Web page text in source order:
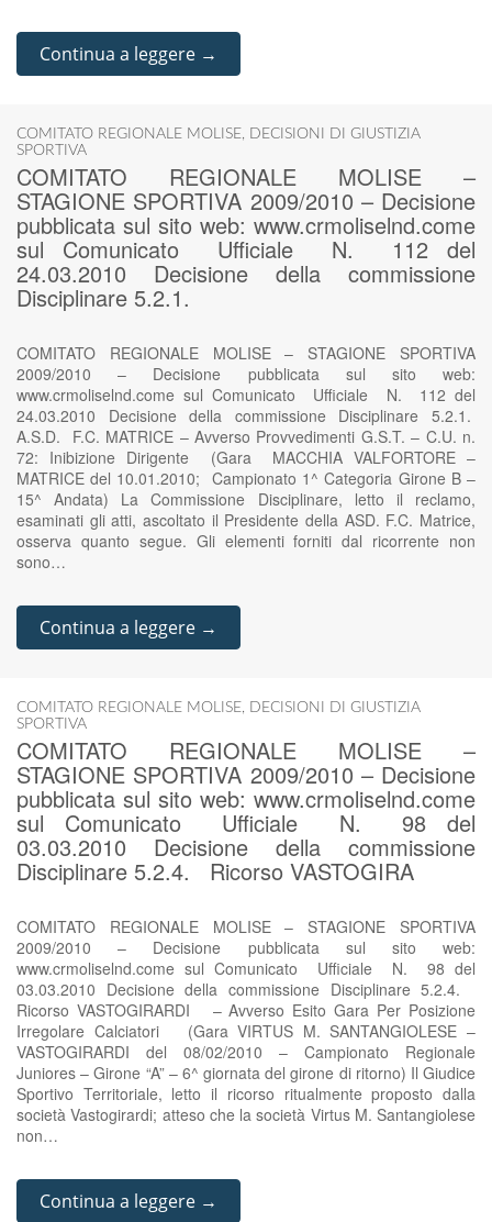
Continua a leggere →
COMITATO REGIONALE MOLISE, DECISIONI DI GIUSTIZIA
SPORTIVA
COMITATO REGIONALE MOLISE –
STAGIONE SPORTIVA 2009/2010 – Decisione
pubblicata sul sito web: www.crmoliselnd.come
sul Comunicato Ufficiale N. 112 del
24.03.2010 Decisione della commissione
Disciplinare 5.2.1.
COMITATO REGIONALE MOLISE – STAGIONE SPORTIVA
2009/2010 – Decisione pubblicata sul sito web:
www.crmoliselnd.come sul Comunicato Ufficiale N. 112 del
24.03.2010 Decisione della commissione Disciplinare 5.2.1.
A.S.D. F.C. MATRICE – Avverso Provvedimenti G.S.T. – C.U. n.
72: Inibizione Dirigente (Gara MACCHIA VALFORTORE –
MATRICE del 10.01.2010; Campionato 1^ Categoria Girone B –
15^ Andata) La Commissione Disciplinare, letto il reclamo,
esaminati gli atti, ascoltato il Presidente della ASD. F.C. Matrice,
osserva quanto segue. Gli elementi forniti dal ricorrente non
sono…
Continua a leggere →
COMITATO REGIONALE MOLISE, DECISIONI DI GIUSTIZIA
SPORTIVA
COMITATO REGIONALE MOLISE –
STAGIONE SPORTIVA 2009/2010 – Decisione
pubblicata sul sito web: www.crmoliselnd.come
sul Comunicato Ufficiale N. 98 del
03.03.2010 Decisione della commissione
Disciplinare 5.2.4. Ricorso VASTOGIRA
COMITATO REGIONALE MOLISE – STAGIONE SPORTIVA
2009/2010 – Decisione pubblicata sul sito web:
www.crmoliselnd.come sul Comunicato Ufficiale N. 98 del
03.03.2010 Decisione della commissione Disciplinare 5.2.4.
Ricorso VASTOGIRARDI – Avverso Esito Gara Per Posizione
Irregolare Calciatori (Gara VIRTUS M. SANTANGIOLESE –
VASTOGIRARDI del 08/02/2010 – Campionato Regionale
Juniores – Girone “A” – 6^ giornata del girone di ritorno) Il Giudice
Sportivo Territoriale, letto il ricorso ritualmente proposto dalla
società Vastogirardi; atteso che la società Virtus M. Santangiolese
non…
Continua a leggere →